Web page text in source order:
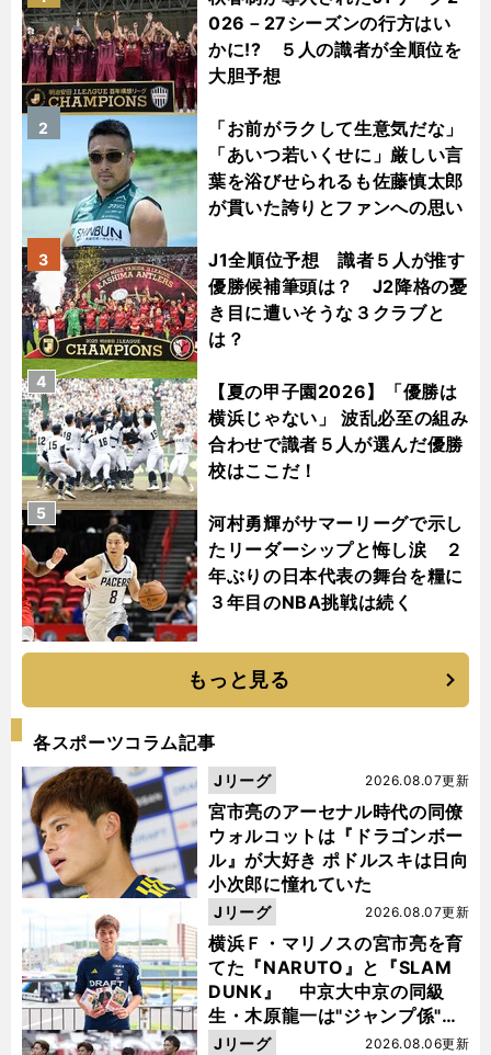
026－27シーズンの行方はい
かに!? ５人の識者が全順位を
大胆予想
「お前がラクして生意気だな」
「あいつ若いくせに」厳しい言
葉を浴びせられるも佐藤慎太郎
が貫いた誇りとファンへの思い
2
J1全順位予想 識者５人が推す
優勝候補筆頭は？ J2降格の憂
き目に遭いそうな３クラブと
は？
3
【夏の甲子園2026】「優勝は
横浜じゃない」 波乱必至の組み
合わせで識者５人が選んだ優勝
校はここだ！
4
河村勇輝がサマーリーグで示し
たリーダーシップと悔し涙 ２
年ぶりの日本代表の舞台を糧に
３年目のNBA挑戦は続く
5
もっと見る
各スポーツコラム記事
宮市亮のアーセナル時代の同僚
ウォルコットは『ドラゴンボー
ル』が大好き ポドルスキは日向
小次郎に憧れていた
2026.08.07更新
Jリーグ
横浜Ｆ・マリノスの宮市亮を育
てた『NARUTO』と『SLAM
DUNK』 中京大中京の同級
生・木原龍一は"ジャンプ係"だ
った
2026.08.07更新
Jリーグ
2026.08.06更新
Jリーグ